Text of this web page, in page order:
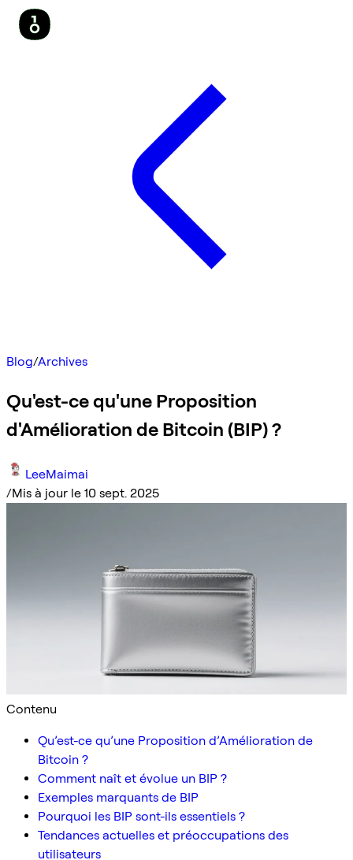
Blog/Archives
Qu'est-ce qu'une Proposition
d'Amélioration de Bitcoin (BIP) ?
LeeMaimai
/Mis à jour le 10 sept. 2025
Contenu
Qu’est-ce qu’une Proposition d’Amélioration de
Bitcoin ?
Comment naît et évolue un BIP ?
Exemples marquants de BIP
Pourquoi les BIP sont-ils essentiels ?
Tendances actuelles et préoccupations des
utilisateurs